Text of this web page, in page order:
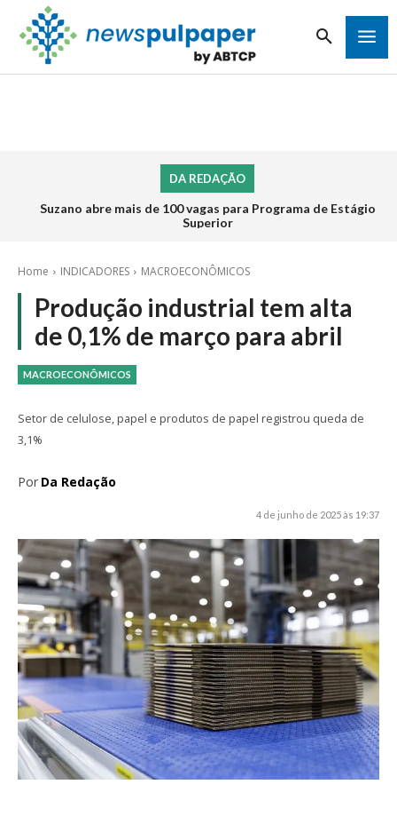
DA REDAÇÃO
Suzano abre mais de 100 vagas para Programa de Estágio
Superior
Home INDICADORES MACROECONÔMICOS
Produção industrial tem alta
de 0,1% de março para abril
MACROECONÔMICOS
Setor de celulose, papel e produtos de papel registrou queda de
3,1%
Por Da Redação
4 de junho de 2025 às 19:37